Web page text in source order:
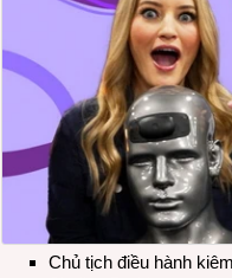
Chủ tịch điều hành